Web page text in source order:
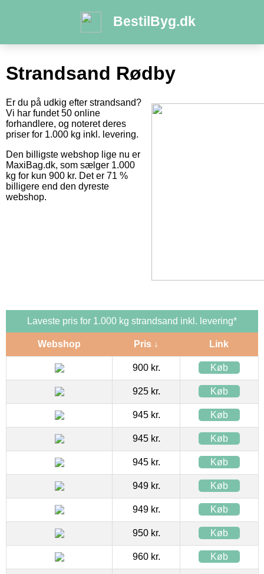
BestilByg.dk
Strandsand Rødby
Er du på udkig efter strandsand?
Vi har fundet 50 online
forhandlere, og noteret deres
priser for 1.000 kg inkl. levering.
Den billigste webshop lige nu er
MaxiBag.dk, som sælger 1.000
kg for kun 900 kr. Det er 71 %
billigere end den dyreste
webshop.
Laveste pris for 1.000 kg strandsand inkl. levering*
Webshop Pris ↓ Link
900 kr. Køb
925 kr. Køb
945 kr. Køb
945 kr. Køb
945 kr. Køb
949 kr. Køb
949 kr. Køb
950 kr. Køb
960 kr. Køb